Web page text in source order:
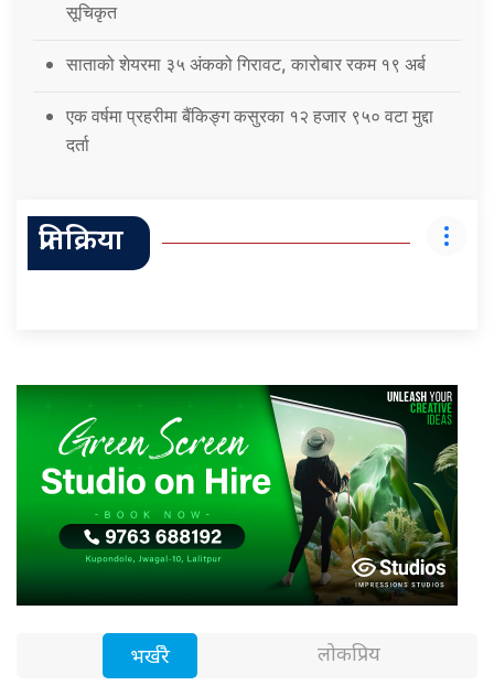
सूचिकृत
साताको शेयरमा ३५ अंकको गिरावट, कारोबार रकम १९ अर्ब
एक वर्षमा प्रहरीमा बैंकिङ्ग कसुरका १२ हजार ९५० वटा मुद्दा
दर्ता
प्रतिक्रिया
भर्खरै लोकप्रिय